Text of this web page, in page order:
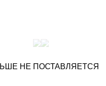
НЕ ПОСТАВЛЯЕТСЯ